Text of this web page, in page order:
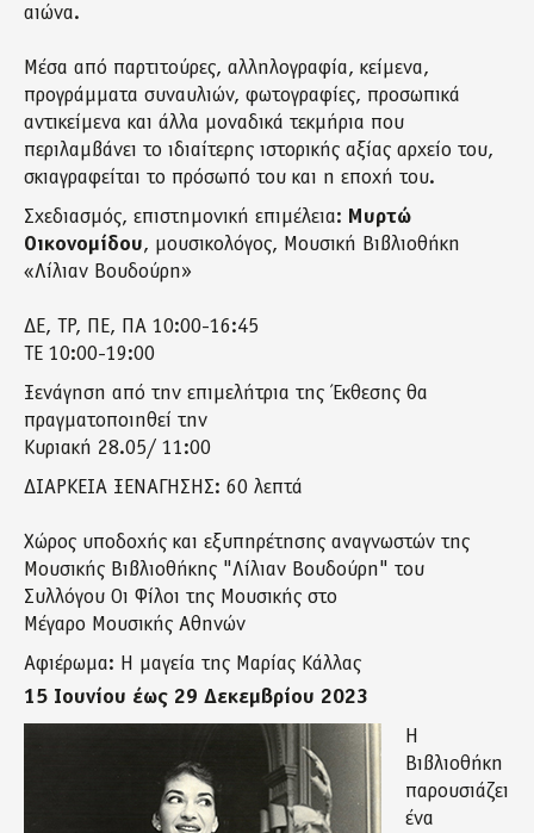
αιώνα.
Μέσα από παρτιτούρες, αλληλογραφία, κείμενα,
προγράμματα συναυλιών, φωτογραφίες, προσωπικά
αντικείμενα και άλλα μοναδικά τεκμήρια που
περιλαμβάνει το ιδιαίτερης ιστορικής αξίας αρχείο του,
σκιαγραφείται το πρόσωπό του και η εποχή του.
Σχεδιασμός, επιστημονική επιμέλεια: Μυρτώ
Οικονομίδου, μουσικολόγος, Μουσική Βιβλιοθήκη
«Λίλιαν Βουδούρη»
ΔΕ, ΤΡ, ΠΕ, ΠΑ 10:00-16:45
ΤΕ 10:00-19:00
Ξενάγηση από την επιμελήτρια της Έκθεσης θα
πραγματοποιηθεί την
Κυριακή 28.05/ 11:00
ΔΙΑΡΚΕΙΑ ΞΕΝΑΓΗΣΗΣ: 60 λεπτά
Χώρος υποδοχής και εξυπηρέτησης αναγνωστών της
Μουσικής Βιβλιοθήκης "Λίλιαν Βουδούρη" του
Συλλόγου Οι Φίλοι της Μουσικής στο
Μέγαρο Μουσικής Αθηνών
Αφιέρωμα: Η μαγεία της Μαρίας Κάλλας
15 Ιουνίου έως 29 Δεκεμβρίου 2023
Η
Βιβλιοθήκη
παρουσιάζει
ένα